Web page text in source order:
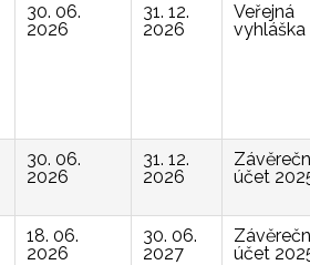
30. 06.
2026
31. 12.
2026
Veřejná
vyhláška
30. 06.
2026
31. 12.
2026
účet
18. 06.
2026
30. 06.
2027
účet